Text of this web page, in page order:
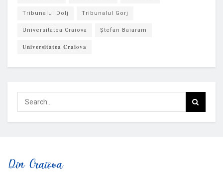
Tribunalul Dolj Tribunalul Gorj
Universitatea Craiova Ștefan Baiaram
𝐔𝐧𝐢𝐯𝐞𝐫𝐬𝐢𝐭𝐚𝐭𝐞𝐚 𝐂𝐫𝐚𝐢𝐨𝐯𝐚